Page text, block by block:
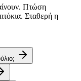
Πτώση
Σταθερή η